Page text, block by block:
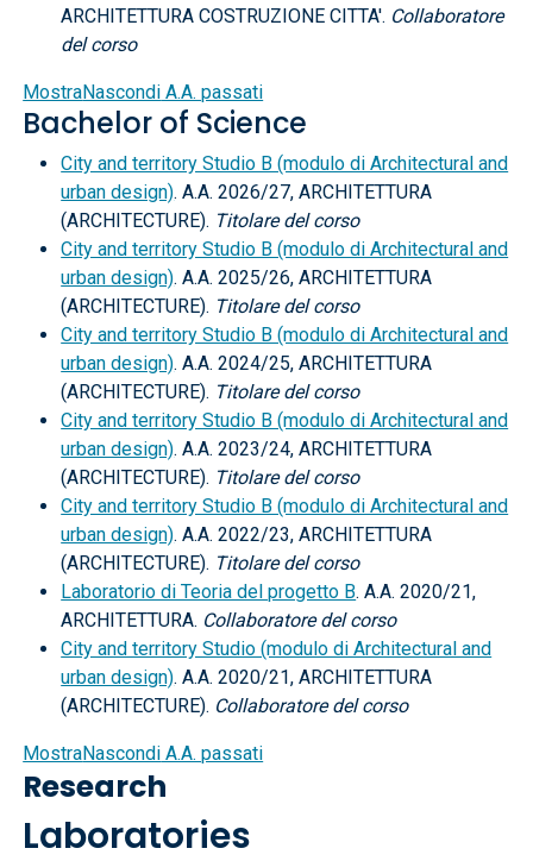
ARCHITETTURA COSTRUZIONE CITTA'. Collaboratore
del corso
MostraNascondi A.A. passati
Bachelor of Science
City and territory Studio B (modulo di Architectural and
urban design). A.A. 2026/27, ARCHITETTURA
(ARCHITECTURE). Titolare del corso
City and territory Studio B (modulo di Architectural and
urban design). A.A. 2025/26, ARCHITETTURA
(ARCHITECTURE). Titolare del corso
City and territory Studio B (modulo di Architectural and
urban design). A.A. 2024/25, ARCHITETTURA
(ARCHITECTURE). Titolare del corso
City and territory Studio B (modulo di Architectural and
urban design). A.A. 2023/24, ARCHITETTURA
(ARCHITECTURE). Titolare del corso
City and territory Studio B (modulo di Architectural and
urban design). A.A. 2022/23, ARCHITETTURA
(ARCHITECTURE). Titolare del corso
Laboratorio di Teoria del progetto B. A.A. 2020/21,
ARCHITETTURA. Collaboratore del corso
City and territory Studio (modulo di Architectural and
urban design). A.A. 2020/21, ARCHITETTURA
(ARCHITECTURE). Collaboratore del corso
MostraNascondi A.A. passati
Research
Laboratories